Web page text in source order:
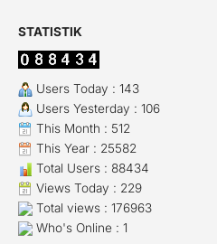
STATISTIK
Users Today : 143
Users Yesterday : 106
This Month : 512
This Year : 25582
Total Users : 88434
Views Today : 229
Total views : 176963
Who's Online : 1